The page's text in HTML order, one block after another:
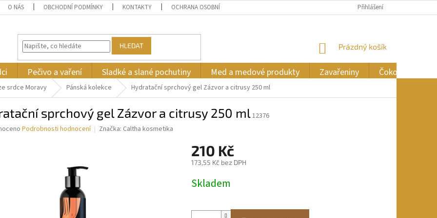
O NÁS OBCHODNÍ PODMÍNKY KONTAKTY OCHRANA OSOBNÍCH ÚDAJŮ Přihlášení
HLEDAT
NÁKUPNÍ
Prázdný košík
Pečivo a vaření Sladké a slané pochutiny Med a medové produkty Zavařeniny Čokoláda
srdce Moravy Pánská kolekce Hydratační sprchový gel Zázvor a citrusy 250 ml
sprchový gel Zázvor a citrusy 250 ml12376
Podrobnosti hodnocení Značka: Caltha kosmetika
210 Kč
173,55 Kč bez DPH
cena:
Skladem